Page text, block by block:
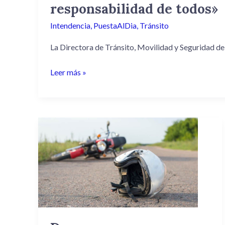
responsabilidad de todos»
Intendencia, PuestaAlDia, Tránsito
La Directora de Tránsito, Movilidad y Seguridad
Leer más »
personas
hospitalizadas
tras
despiste
en
Ruta